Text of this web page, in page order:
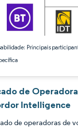
Principais
de
Intelligence
de operadoras de